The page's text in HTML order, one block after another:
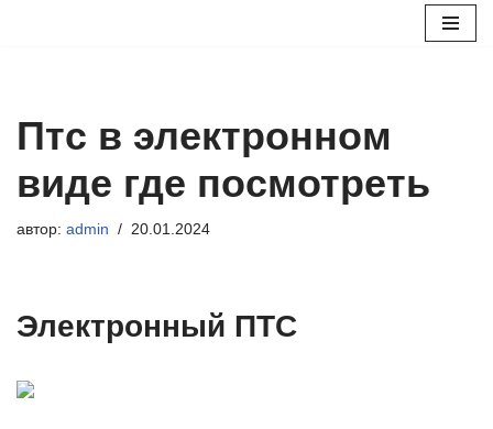
Птс в электронном
виде где посмотреть
автор: admin 20.01.2024
Электронный ПТС